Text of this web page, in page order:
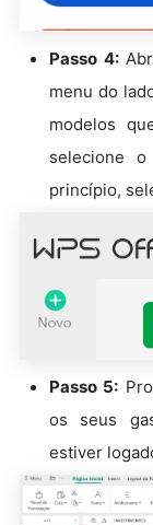
Passo 4:
menu do
modelos
selecione
princípio,
Passo 5:
os seus
estiver